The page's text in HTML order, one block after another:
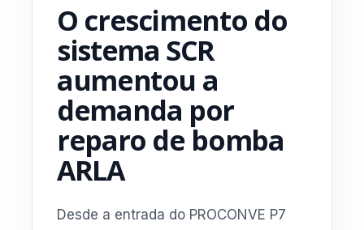
O crescimento do
sistema SCR
aumentou a
demanda por
reparo de bomba
ARLA
Desde a entrada do PROCONVE P7